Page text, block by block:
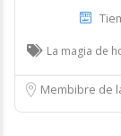
La magia de
Membibre de